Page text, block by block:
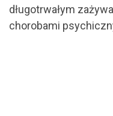
długotrwałym
chorobami